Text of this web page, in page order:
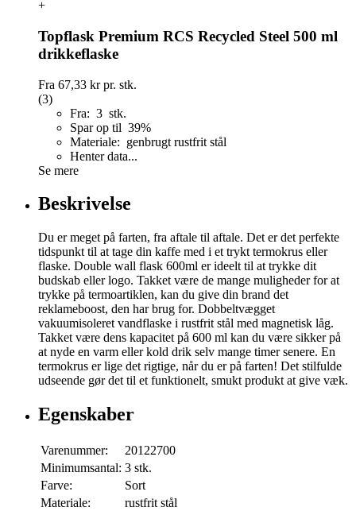
+
Topflask Premium RCS Recycled Steel 500 ml
drikkeflaske
Fra 67,33 krpr. stk.
(3)
Fra: 3 stk.
Spar op til 39%
Materiale: genbrugt rustfrit stål
Henter data...
Se mere
Beskrivelse
Du er meget på farten, fra aftale til aftale. Det er det perfekte
tidspunkt til at tage din kaffe med i et trykt termokrus eller
flaske. Double wall flask 600ml er ideelt til at trykke dit
budskab eller logo. Takket være de mange muligheder for at
trykke på termoartiklen, kan du give din brand det
reklameboost, den har brug for. Dobbeltvægget
vakuumisoleret vandflaske i rustfrit stål med magnetisk låg.
Takket være dens kapacitet på 600 ml kan du være sikker på
at nyde en varm eller kold drik selv mange timer senere. En
termokrus er lige det rigtige, når du er på farten! Det stilfulde
udseende gør det til et funktionelt, smukt produkt at give væk.
Egenskaber
Varenummer:
20122700
Minimumsantal: 3 stk.
Farve:
Sort
Materiale:
rustfrit stål